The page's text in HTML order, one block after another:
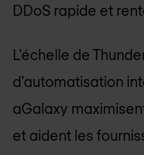
DDoS rapide et
L'échelle de
d'automatisation
aGalaxy
et aident les